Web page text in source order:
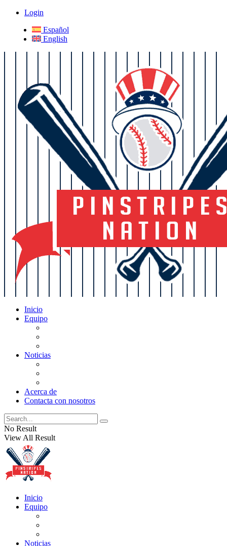
Login
Español
English
Inicio
Equipo
Noticias
Acerca de
Contacta con nosotros
No Result
View All Result
Inicio
Equipo
Noticias